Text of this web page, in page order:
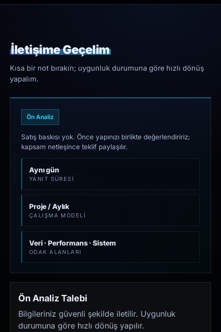
İletişime Geçelim
Kısa bir not bırakın; uygunluk durumuna göre hızlı dönüş
yapalım.
Ön Analiz
Satış baskısı yok. Önce yapınızı birlikte değerlendiririz;
kapsam netleşince teklif paylaşılır.
Aynı gün
YANIT SÜRESI
Proje / Aylık
ÇALIŞMA MODELI
Veri · Performans · Sistem
ODAK ALANLARI
Ön Analiz Talebi
Bilgileriniz güvenli şekilde iletilir. Uygunluk
durumuna göre hızlı dönüş yapılır.